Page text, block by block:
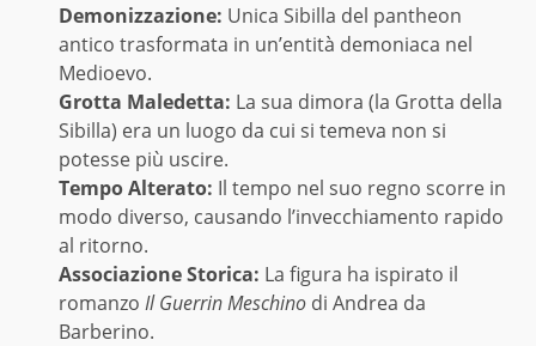
Demonizzazione: Unica Sibilla del pantheon
antico trasformata in un’entità demoniaca nel
Medioevo.
Grotta Maledetta: La sua dimora (la Grotta della
Sibilla) era un luogo da cui si temeva non si
potesse più uscire.
Tempo Alterato: Il tempo nel suo regno scorre in
modo diverso, causando l’invecchiamento rapido
al ritorno.
Associazione Storica: La figura ha ispirato il
romanzo Il Guerrin Meschino di Andrea da
Barberino.